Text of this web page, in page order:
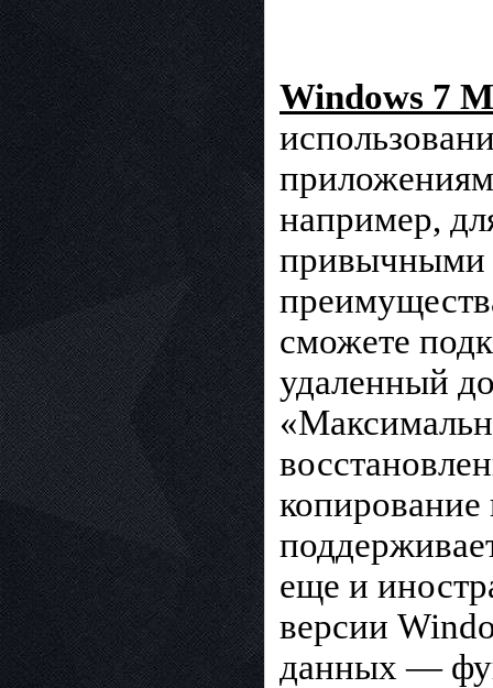
Windows 7
например,
привычными
сможете
удаленный
еще и
версии
данных —